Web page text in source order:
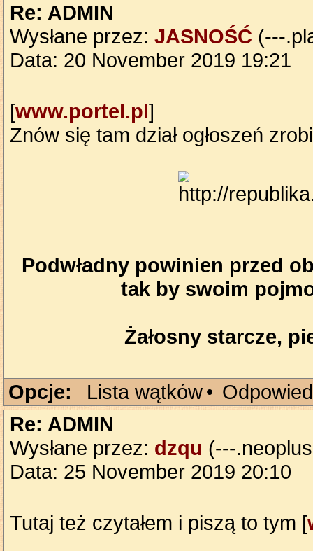
Re: ADMIN
Wysłane przez: JASNOŚĆ (---
Data: 20 November 2019 19:21
[www.portel.pl]
Znów się tam dział ogłoszeń
Podwładny powinien przed
tak by swoim
Żałosny starcze,
Opcje: Lista wątków•
Re: ADMIN
Wysłane przez: dzqu (---
Data: 25 November 2019 20:10
Tutaj też czytałem i piszą to tym [